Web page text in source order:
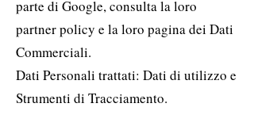
parte di Google, consulta la loro
partner policy e la loro pagina dei Dati
Commerciali.
Dati Personali trattati: Dati di utilizzo e
Strumenti di Tracciamento.